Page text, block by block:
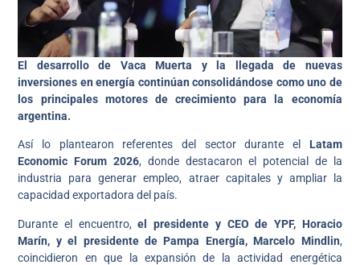
El desarrollo de Vaca Muerta y la llegada de nuevas
inversiones en energía continúan consolidándose como uno de
los principales motores de crecimiento para la economía
argentina.
Así lo plantearon referentes del sector durante el Latam
Economic Forum 2026, donde destacaron el potencial de la
industria para generar empleo, atraer capitales y ampliar la
capacidad exportadora del país.
Durante el encuentro,el presidente y CEO de YPF, Horacio
Marín, y el presidente de Pampa Energía, Marcelo Mindlin,
coincidieron en que la expansión de la actividad energética